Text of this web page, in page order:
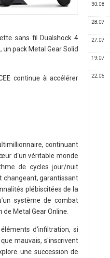
sans fil Dualshock 4
pack Metal Gear Solid
continue à accélérer
continuant
d'un véritable monde
de cycles jour/nuit
changeant, garantissant
plébiscitées de la
système de combat
Metal Gear Online.
d'infiltration, si
mauvais, s'inscrivent
une succession de
30.08
28.07
27.07
19.07
22.05